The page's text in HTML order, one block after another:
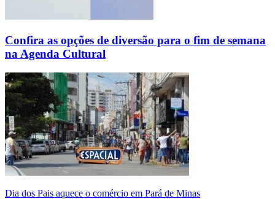
Confira as opções de diversão para o fim de semana
na Agenda Cultural
Dia dos Pais aquece o comércio em Pará de Minas